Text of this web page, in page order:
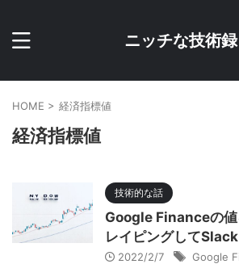
ニッチな技術録
HOME > 経済指標値
経済指標値
技術的な話
Google Financeの
レイピングして
2022/2/7 Google